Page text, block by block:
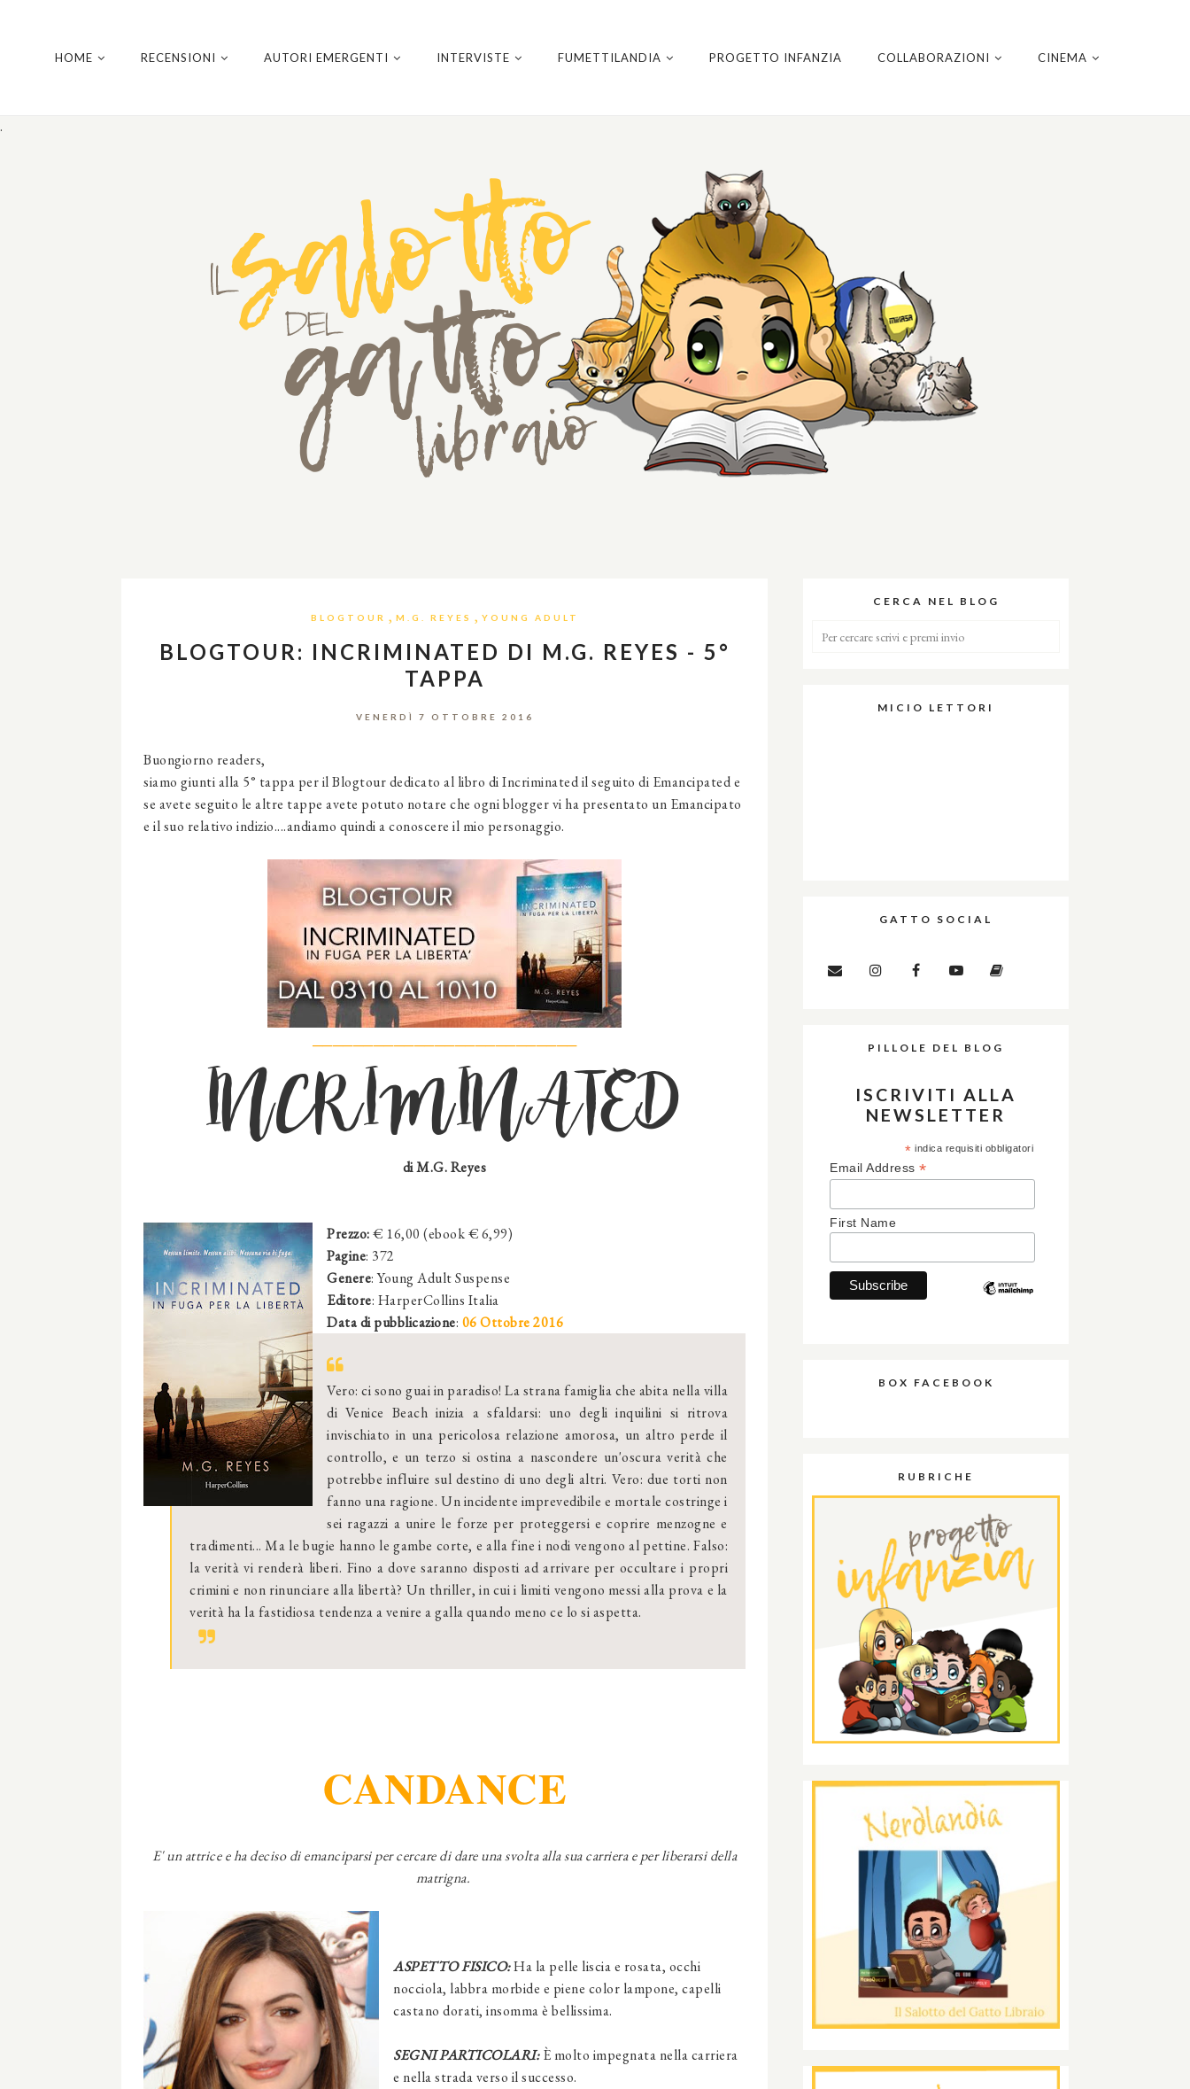
.
HOME RECENSIONI AUTORI EMERGENTI INTERVISTE FUMETTILANDIA PROGETTO INFANZIA COLLABORAZIONI CINEMA
BLOGTOUR , M.G. REYES , YOUNG ADULT
BLOGTOUR: INCRIMINATED DI M.G. REYES - 5°
TAPPA
VENERDÌ 7 OTTOBRE 2016
Buongiorno readers,
siamo giunti alla 5° tappa per il Blogtour dedicato al libro di Incriminated il seguito di Emancipated e
se avete seguito le altre tappe avete potuto notare che ogni blogger vi ha presentato un Emancipato
e il suo relativo indizio....andiamo quindi a conoscere il mio personaggio.
──────────────────────────
INCRIMINATED
di M.G. Reyes
Prezzo:€ 16,00 (ebook € 6,99)
Pagine: 372
Genere: Young Adult Suspense
Editore: HarperCollins Italia
Data di pubblicazione: 06 Ottobre 2016
Vero: ci sono guai in paradiso! La strana famiglia che abita nella villa
di Venice Beach inizia a sfaldarsi: uno degli inquilini si ritrova
invischiato in una pericolosa relazione amorosa, un altro perde il
controllo, e un terzo si ostina a nascondere un'oscura verità che
potrebbe influire sul destino di uno degli altri. Vero: due torti non
fanno una ragione. Un incidente imprevedibile e mortale costringe i
sei ragazzi a unire le forze per proteggersi e coprire menzogne e
tradimenti... Ma le bugie hanno le gambe corte, e alla fine i nodi vengono al pettine. Falso:
la verità vi renderà liberi. Fino a dove saranno disposti ad arrivare per occultare i propri
crimini e non rinunciare alla libertà? Un thriller, in cui i limiti vengono messi alla prova e la
verità ha la fastidiosa tendenza a venire a galla quando meno ce lo si aspetta.
CANDANCE
E' un attrice e ha deciso di emanciparsi per cercare di dare una svolta alla sua carriera e per liberarsi della
matrigna.
ASPETTO FISICO:Ha la pelle liscia e rosata, occhi
nocciola, labbra morbide e piene color lampone, capelli
castano dorati, insomma è bellissima.
SEGNI PARTICOLARI:È molto impegnata nella carriera
e nella strada verso il successo.
CERCA NEL BLOG
MICIO LETTORI
GATTO SOCIAL
PILLOLE DEL BLOG
ISCRIVITI ALLA
NEWSLETTER
* indica requisiti obbligatori
Email Address *
First Name
BOX FACEBOOK
RUBRICHE